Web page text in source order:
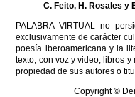
C. Feito, H. Rosales y
PALABRA VIRTUAL no
exclusivamente de carácter
poesía iberoamericana y la
texto, con voz y video, libros
propiedad de sus autores o
Copyright ©